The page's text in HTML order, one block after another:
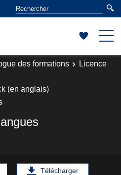
des formations
Licence
(en anglais)
Télécharger